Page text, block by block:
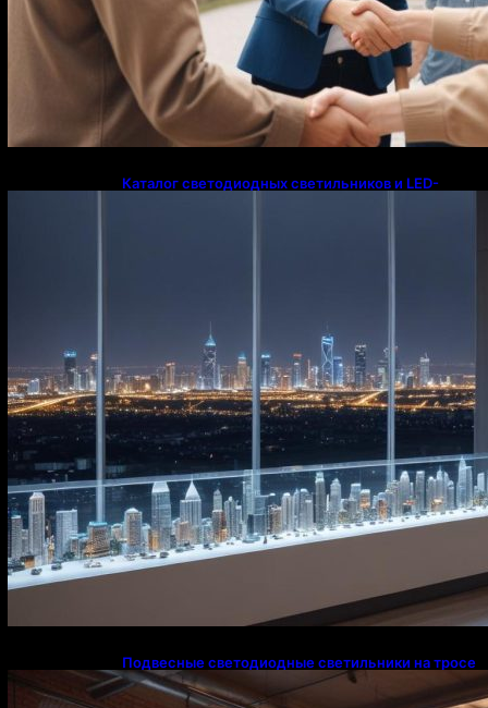
Каталог светодиодных светильников и LED-
Подвесные светодиодные светильники на тросе